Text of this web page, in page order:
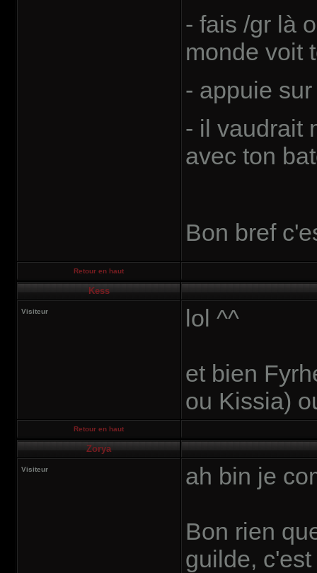
- fais /gr là
monde voit
- appuie
- il vaudrait
avec ton
Bon bref
Retour en haut
Kess
Visiteur lol ^^
et bien
ou Kissia)
Retour en haut
Zorya
Visiteur ah bin je
Bon rien
guilde,